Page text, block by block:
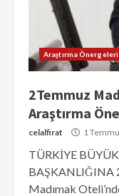
Araştırma Önergeleri
2Temmuz
Araştırma
celalfirat 1
TÜRKİYE
BAŞKANLIĞINA
Madımak